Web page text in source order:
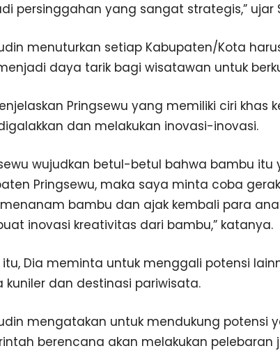
persinggahan yang sangat strategis,” ujar
menuturkan setiap Kabupaten/Kota
daya tarik bagi wisatawan untuk
Pringsewu yang memiliki ciri khas
dan melakukan inovasi-inovasi.
wujudkan betul-betul bahwa bambu itu
Pringsewu, maka saya minta coba
bambu dan ajak kembali para
inovasi kreativitas dari bambu,” katanya.
itu, Dia meminta untuk menggali potensi
kuniler dan destinasi pariwisata.
mengatakan untuk mendukung potensi
berencana akan melakukan pelebaran